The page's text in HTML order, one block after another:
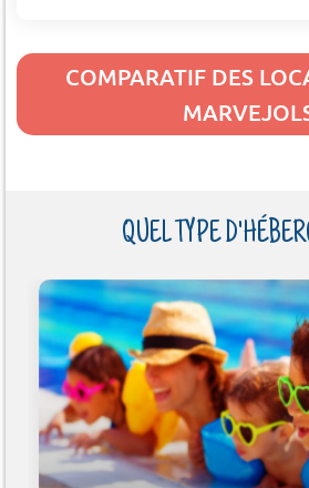
COMPARATIF DES
QUEL TYPE